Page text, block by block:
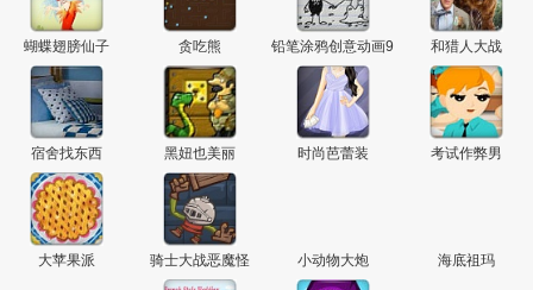
蝴蝶翅膀仙子 贪吃熊 铅笔涂鸦创意动画9 和猎人大战
宿舍找东西 黑妞也美丽 时尚芭蕾装 考试作弊男
大苹果派 骑士大战恶魔怪 小动物大炮 海底祖玛